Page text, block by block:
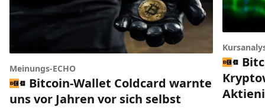
Meinungs-ECHO
Bitcoin-Wallet Coldcard warnte
uns vor Jahren vor sich selbst